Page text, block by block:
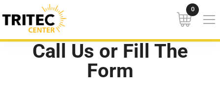
Call Us or Fill The
Form